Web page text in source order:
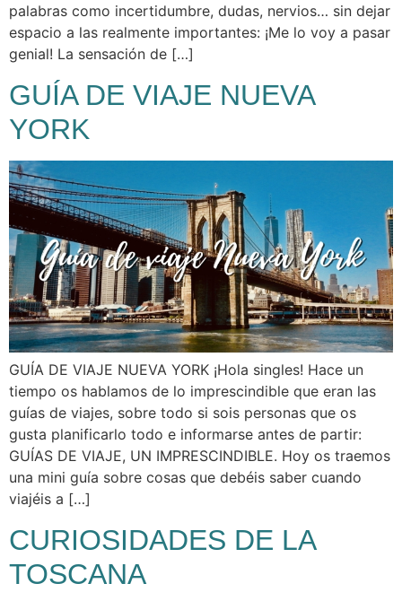
palabras como incertidumbre, dudas, nervios… sin dejar
espacio a las realmente importantes: ¡Me lo voy a pasar
genial! La sensación de […]
GUÍA DE VIAJE NUEVA
YORK
GUÍA DE VIAJE NUEVA YORK ¡Hola singles! Hace un
tiempo os hablamos de lo imprescindible que eran las
guías de viajes, sobre todo si sois personas que os
gusta planificarlo todo e informarse antes de partir:
GUÍAS DE VIAJE, UN IMPRESCINDIBLE. Hoy os traemos
una mini guía sobre cosas que debéis saber cuando
viajéis a […]
CURIOSIDADES DE LA
TOSCANA